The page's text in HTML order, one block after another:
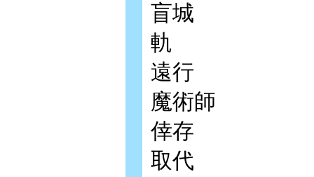
盲城
軌
遠行
魔術師
倖存
取代